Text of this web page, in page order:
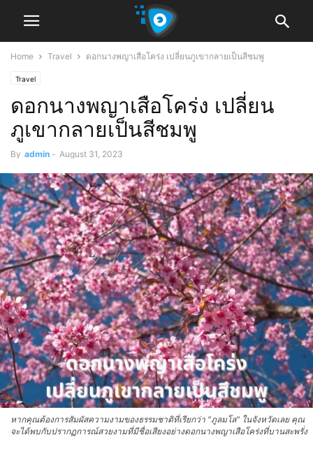
Home Travel ดอกนางพญาเสือโคร่ง เปลี่ยนภูเขากลายเป็นสีชมพู
Travel
ดอกนางพญาเสือโคร่ง เปลี่ยน
ภูเขากลายเป็นสีชมพู
By admin - August 31, 2023
หากคุณต้องการสัมผัสความงามของธรรมชาติที่เรียกว่า "ภูลมโล" ในจังหวัดเลย คุณ
จะได้พบกับปรากฏการณ์สวยงามที่มีชื่อเสียงอย่างดอกนางพญาเสือโคร่งที่บานสะพรั่ง